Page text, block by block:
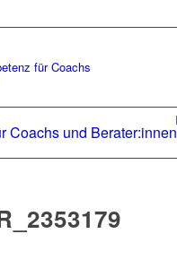
Coachs und Berater:innen